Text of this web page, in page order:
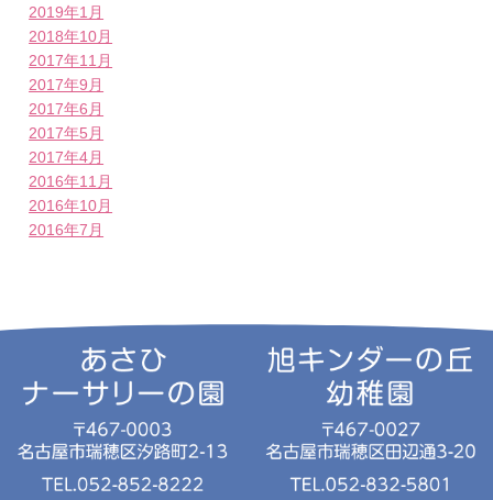
2019年1月
2018年10月
2017年11月
2017年9月
2017年6月
2017年5月
2017年4月
2016年11月
2016年10月
2016年7月